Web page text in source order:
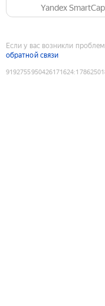
Yandex
Если у вас возникли
обратной связи
9192755950426171624: